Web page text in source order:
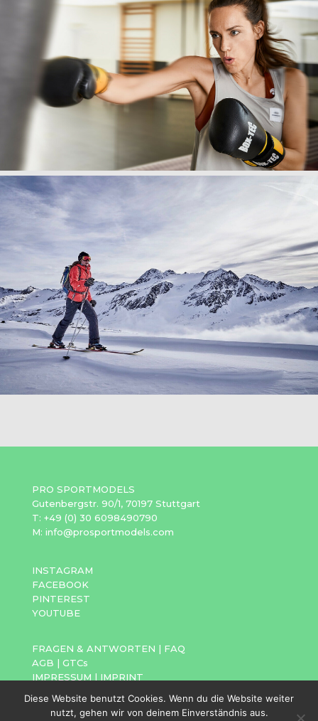
PRO SPORTMODELS
Gutenbergstr. 90/1, 70197 Stuttgart
T: +49 (0) 30 6098490790
M: info@prosportmodels.com
INSTAGRAM
FACEBOOK
PINTEREST
YOUTUBE
FRAGEN & ANTWORTEN | FAQ
AGB | GTCs
IMPRESSUM | IMPRINT
Diese Website benutzt Cookies. Wenn du die Website weiter
nutzt, gehen wir von deinem Einverständnis aus.